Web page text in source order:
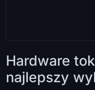
Hardware
najlepszy